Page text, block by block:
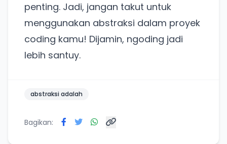
penting. Jadi, jangan takut untuk
menggunakan abstraksi dalam proyek
coding kamu! Dijamin, ngoding jadi
lebih santuy.
abstraksi adalah
Bagikan: